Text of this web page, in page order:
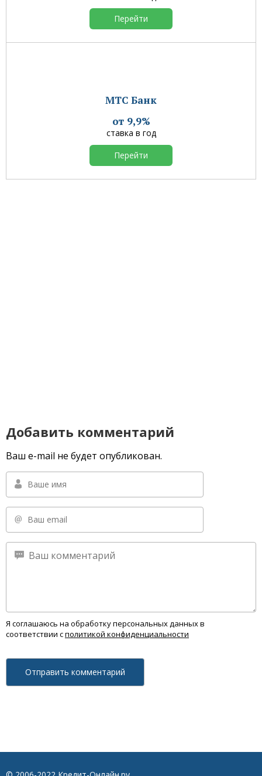
Перейти
МТС Банк
от 9,9%
ставка в год
Перейти
Добавить комментарий
Ваш e-mail не будет опубликован.
Я соглашаюсь на обработку персональных данных в
соответствии сполитикой конфиденциальности